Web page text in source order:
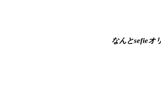
なんとsefieオ